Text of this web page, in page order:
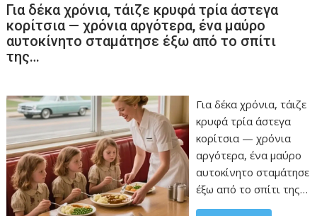
Για δέκα χρόνια, τάιζε κρυφά τρία άστεγα
κορίτσια — χρόνια αργότερα, ένα μαύρο
αυτοκίνητο σταμάτησε έξω από το σπίτι
της…
Για δέκα χρόνια, τάιζε
κρυφά τρία άστεγα
κορίτσια — χρόνια
αργότερα, ένα μαύρο
αυτοκίνητο σταμάτησε
έξω από το σπίτι της…